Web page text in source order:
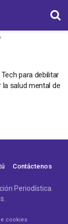
para debilitar
la salud mental de
Contáctenos
Periodística.
cookies